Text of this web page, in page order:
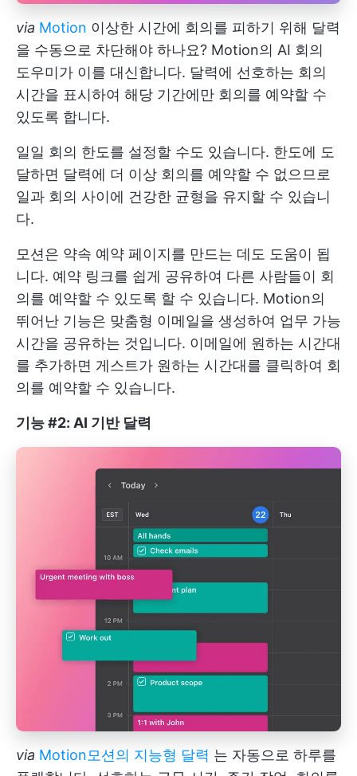
via Motion 이상한 시간에 회의를 피하기 위해 달력
을 수동으로 차단해야 하나요? Motion의 AI 회의
도우미가 이를 대신합니다. 달력에 선호하는 회의
시간을 표시하여 해당 기간에만 회의를 예약할 수
있도록 합니다.
일일 회의 한도를 설정할 수도 있습니다. 한도에 도
달하면 달력에 더 이상 회의를 예약할 수 없으므로
일과 회의 사이에 건강한 균형을 유지할 수 있습니
다.
모션은 약속 예약 페이지를 만드는 데도 도움이 됩
니다. 예약 링크를 쉽게 공유하여 다른 사람들이 회
의를 예약할 수 있도록 할 수 있습니다. Motion의
뛰어난 기능은 맞춤형 이메일을 생성하여 업무 가능
시간을 공유하는 것입니다. 이메일에 원하는 시간대
를 추가하면 게스트가 원하는 시간대를 클릭하여 회
의를 예약할 수 있습니다.
기능 #2: AI 기반 달력
via Motion모션의 지능형 달력 는 자동으로 하루를